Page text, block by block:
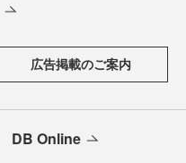
広告掲載のご案内
DB Online